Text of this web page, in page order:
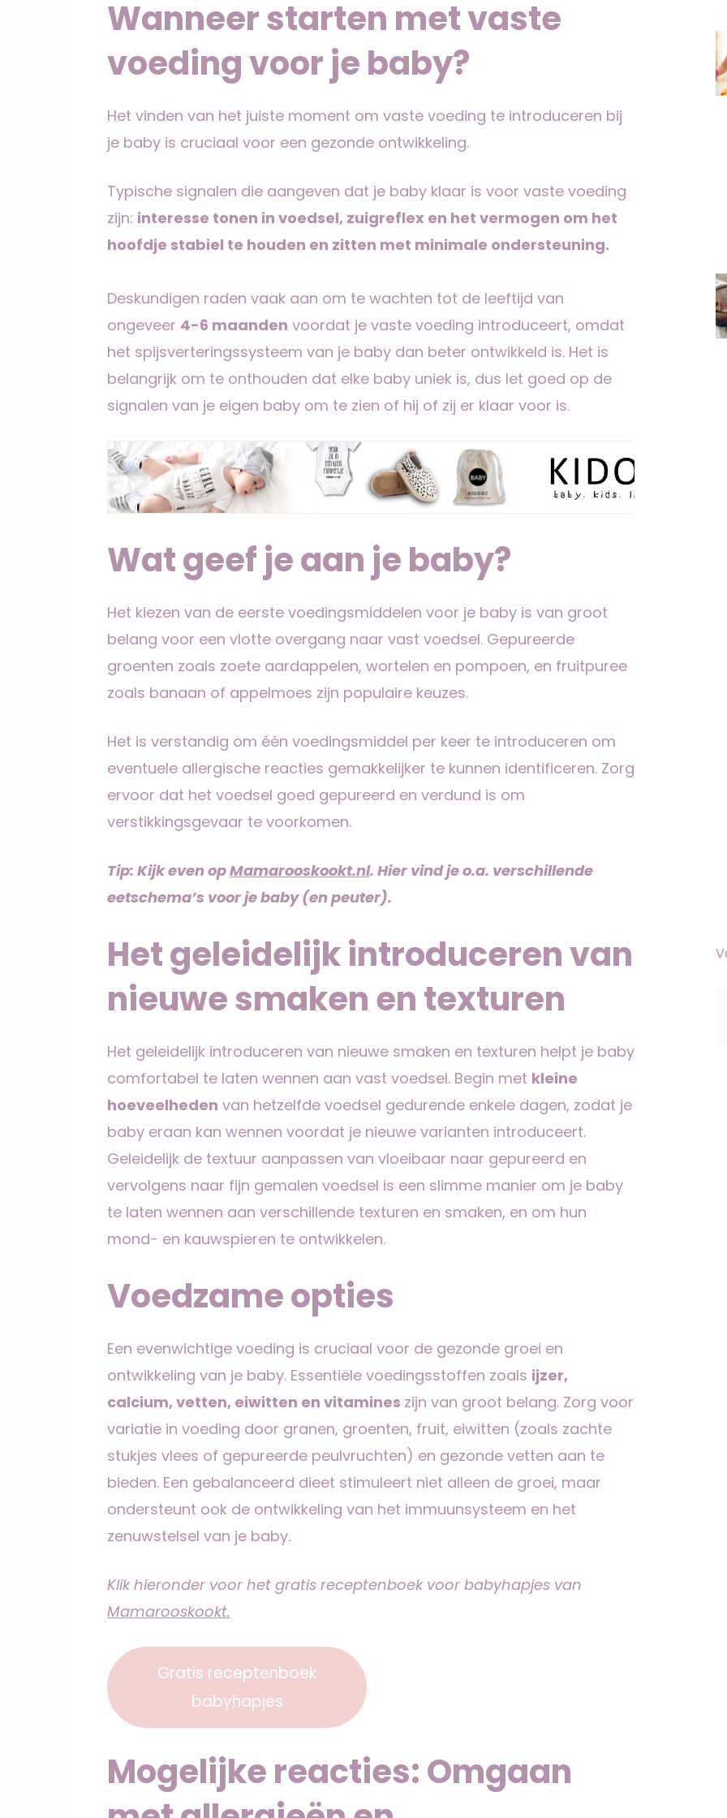
Wanneer starten met vaste
voeding voor je baby?
Het vinden van het juiste moment om vaste voeding te introduceren bij
je baby is cruciaal voor een gezonde ontwikkeling.
Typische signalen die aangeven dat je baby klaar is voor vaste voeding
zijn: interesse tonen in voedsel, zuigreflex en het vermogen om het
hoofdje stabiel te houden en zitten met minimale ondersteuning.
Deskundigen raden vaak aan om te wachten tot de leeftijd van
ongeveer 4-6 maanden voordat je vaste voeding introduceert, omdat
het spijsverteringssysteem van je baby dan beter ontwikkeld is. Het is
belangrijk om te onthouden dat elke baby uniek is, dus let goed op de
signalen van je eigen baby om te zien of hij of zij er klaar voor is.
Wat geef je aan je baby?
Het kiezen van de eerste voedingsmiddelen voor je baby is van groot
belang voor een vlotte overgang naar vast voedsel. Gepureerde
groenten zoals zoete aardappelen, wortelen en pompoen, en fruitpuree
zoals banaan of appelmoes zijn populaire keuzes.
Het is verstandig om één voedingsmiddel per keer te introduceren om
eventuele allergische reacties gemakkelijker te kunnen identificeren. Zorg
ervoor dat het voedsel goed gepureerd en verdund is om
verstikkingsgevaar te voorkomen.
Tip: Kijk even opMamarooskookt.nl. Hier vind je o.a. verschillende
eetschema’s voor je baby (en peuter).
Het geleidelijk introduceren van
nieuwe smaken en texturen
Het geleidelijk introduceren van nieuwe smaken en texturen helpt je baby
comfortabel te laten wennen aan vast voedsel. Begin met kleine
hoeveelheden van hetzelfde voedsel gedurende enkele dagen, zodat je
baby eraan kan wennen voordat je nieuwe varianten introduceert.
Geleidelijk de textuur aanpassen van vloeibaar naar gepureerd en
vervolgens naar fijn gemalen voedsel is een slimme manier om je baby
te laten wennen aan verschillende texturen en smaken, en om hun
mond- en kauwspieren te ontwikkelen.
Voedzame opties
Een evenwichtige voeding is cruciaal voor de gezonde groei en
ontwikkeling van je baby. Essentiële voedingsstoffen zoals ijzer,
calcium, vetten, eiwitten en vitamines zijn van groot belang. Zorg voor
variatie in voeding door granen, groenten, fruit, eiwitten (zoals zachte
stukjes vlees of gepureerde peulvruchten) en gezonde vetten aan te
bieden. Een gebalanceerd dieet stimuleert niet alleen de groei, maar
ondersteunt ook de ontwikkeling van het immuunsysteem en het
zenuwstelsel van je baby.
Klik hieronder voor het gratis receptenboek voor babyhapjes van
Mamarooskookt.
Gratis receptenboek
babyhapjes
Mogelijke reacties: Omgaan